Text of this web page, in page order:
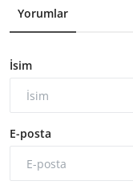
Yorumlar
İsim
E-posta